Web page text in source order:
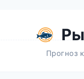
Прогноз